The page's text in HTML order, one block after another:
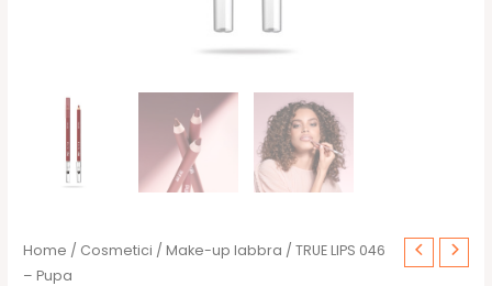
Home / Cosmetici /Make-up labbra / TRUE LIPS 046
– Pupa